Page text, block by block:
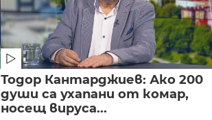
Тодор Кантарджиев: Ако 200
души са ухапани от комар,
носещ вируса...